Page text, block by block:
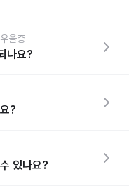
울증
나요?
?
있나요?